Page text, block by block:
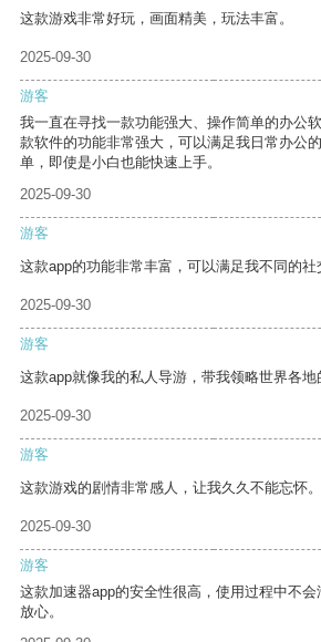
这款游戏非常好玩，画面精美，玩法丰富。
2025-09-30
游客
我一直在寻找一款功能强大、操作简单的办公
款软件的功能非常强大，可以满足我日常办公
单，即使是小白也能快速上手。
2025-09-30
游客
这款app的功能非常丰富，可以满足我不同的社
2025-09-30
游客
这款app就像我的私人导游，带我领略世界各地
2025-09-30
游客
这款游戏的剧情非常感人，让我久久不能忘怀。
2025-09-30
游客
这款加速器app的安全性很高，使用过程中不
放心。